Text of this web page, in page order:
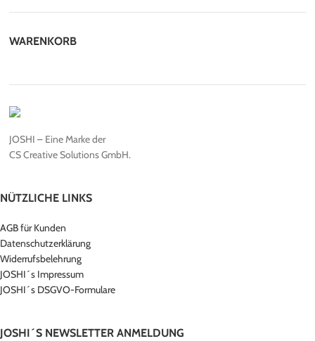
WARENKORB
JOSHI – Eine Marke der
CS Creative Solutions GmbH.
NÜTZLICHE LINKS
AGB für Kunden
Datenschutzerklärung
Widerrufsbelehrung
JOSHI´s Impressum
JOSHI´s DSGVO-Formulare
JOSHI´S NEWSLETTER ANMELDUNG